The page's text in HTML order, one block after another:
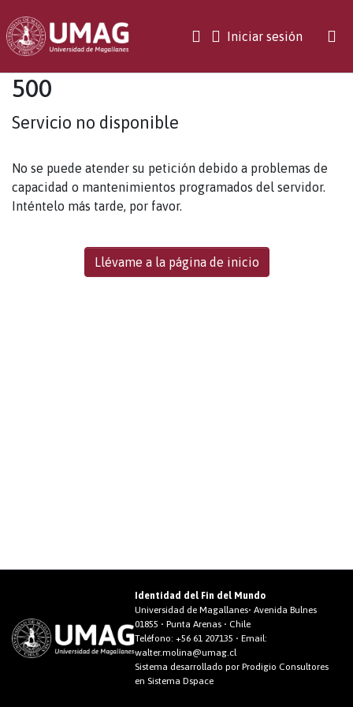
Iniciar sesión(current)
500
Servicio no disponible
No se puede atender su petición debido a problemas de
capacidad o mantenimientos programados del servidor.
Inténtelo más tarde, por favor.
Llévame a la página de inicio
Identidad del Fin del Mundo
Universidad de Magallanes• Avenida Bulnes
01855 • Punta Arenas • Chile
Teléfono:+56 61 207135 • Email:
walter.molina@umag.cl
Sistema desarrollado por Prodigio Consultores
en Sistema Dspace